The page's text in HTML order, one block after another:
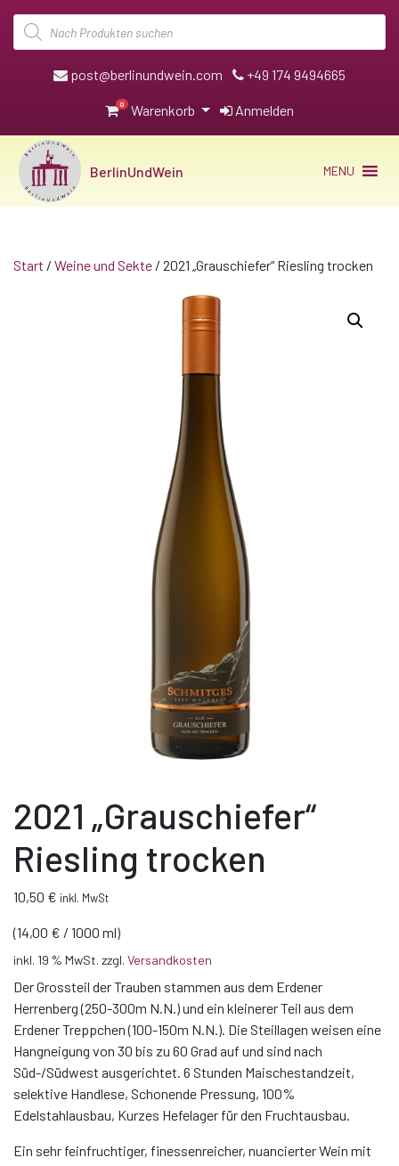
Products
search
post@berlinundwein.com +49 174 9494665
0 Warenkorb Anmelden
BerlinUndWein MENU
Start / Weine und Sekte / 2021 „Grauschiefer“ Riesling trocken
2021 „Grauschiefer“
Riesling trocken
10,50 € inkl. MwSt
(14,00 € / 1000 ml)
inkl. 19 % MwSt. zzgl. Versandkosten
Der Grossteil der Trauben stammen aus dem Erdener
Herrenberg (250-300m N.N.) und ein kleinerer Teil aus dem
Erdener Treppchen (100-150m N.N.). Die Steillagen weisen eine
Hangneigung von 30 bis zu 60 Grad auf und sind nach
Süd-/Südwest ausgerichtet. 6 Stunden Maischestandzeit,
selektive Handlese, Schonende Pressung, 100%
Edelstahlausbau, Kurzes Hefelager für den Fruchtausbau.
Ein sehr feinfruchtiger, finessenreicher, nuancierter Wein mit